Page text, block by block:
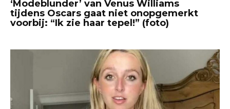
‘Modeblunder’ van Venus Williams
tijdens Oscars gaat niet onopgemerkt
voorbij: “Ik zie haar tepel!” (foto)